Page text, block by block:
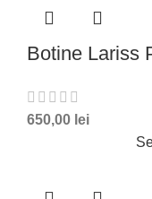
Botine Lariss
650,00 lei